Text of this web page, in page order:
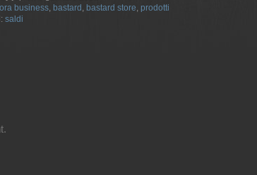
business, bastard , bastard store, prodotti
saldi